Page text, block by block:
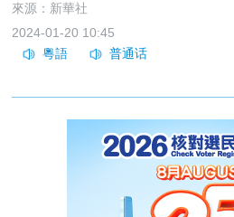
來源：新華社
2024-01-20 10:45